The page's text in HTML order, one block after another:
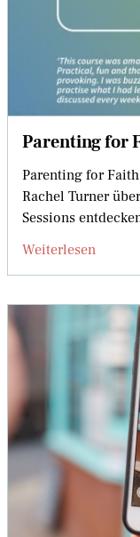
Parenting for
Parenting for
Rachel Turner
Sessions
Weiterlesen